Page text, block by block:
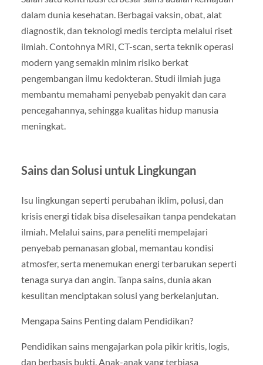
dalam dunia kesehatan. Berbagai vaksin, obat, alat
diagnostik, dan teknologi medis tercipta melalui riset
ilmiah. Contohnya MRI, CT-scan, serta teknik operasi
modern yang semakin minim risiko berkat
pengembangan ilmu kedokteran. Studi ilmiah juga
membantu memahami penyebab penyakit dan cara
pencegahannya, sehingga kualitas hidup manusia
meningkat.
Sains dan Solusi untuk Lingkungan
Isu lingkungan seperti perubahan iklim, polusi, dan
krisis energi tidak bisa diselesaikan tanpa pendekatan
ilmiah. Melalui sains, para peneliti mempelajari
penyebab pemanasan global, memantau kondisi
atmosfer, serta menemukan energi terbarukan seperti
tenaga surya dan angin. Tanpa sains, dunia akan
kesulitan menciptakan solusi yang berkelanjutan.
Mengapa Sains Penting dalam Pendidikan?
Pendidikan sains mengajarkan pola pikir kritis, logis,
dan berbasis bukti. Anak-anak yang terbiasa